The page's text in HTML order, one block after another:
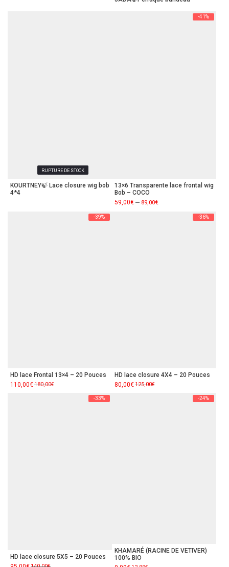
RUPTURE DE STOCK
KOURTNEY🍃 Lace closure wig bob
4*4
-41%
13×6 Transparente lace frontal wig
Bob – COCO
59,00€ – 89,00€
-39%
HD lace Frontal 13×4 – 20 Pouces
180,00€
Le
110,00€
Le
-36%
HD lace closure 4X4 – 20 Pouces
125,00€
Le
80,00€
Le
-33%
HD lace closure 5X5 – 20 Pouces
-24%
KHAMARÉ (RACINE DE VETIVER)
100% BIO